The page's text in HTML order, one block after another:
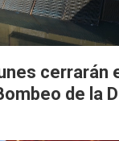
cerrarán
de la